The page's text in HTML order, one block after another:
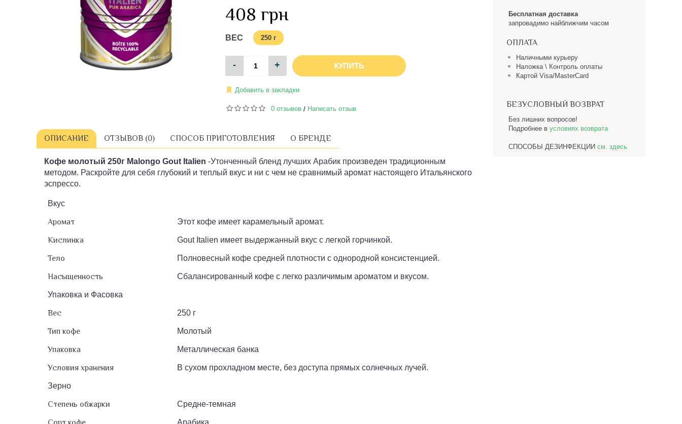
Бесплатная доставка
запровадимо найближчим часом
ОПЛАТА
⚬ Наличными курьеру
⚬ Наложка \ Контроль оплаты
⚬ Картой Visa/MasterCard
БЕЗУСЛОВНЫЙ ВОЗВРАТ
Без лишних вопросов!
Подробнее в условиях возврата
СПОСОБЫ ДЕЗИНФЕКЦИИ см. здесь
408 грн
ВЕС 250 г
- + КУПИТЬ
Добавить в закладки
0 отзывов / Написать отзыв
ОПИСАНИЕ ОТЗЫВОВ (0) СПОСОБ ПРИГОТОВЛЕНИЯ О БРЕНДЕ
Кофе молотый 250г Malongo Gout Italien -Утонченный бленд лучших Арабик произведен традиционным
методом. Раскройте для себя глубокий и теплый вкус и ни с чем не сравнимый аромат настоящего Итальянского
эспрессо.
Вкус
Аромат Этот кофе имеет карамельный аромат.
Кислинка Gout Italien имеет выдержанный вкус с легкой горчинкой.
Тело Полновесный кофе средней плотности c однородной консистенцией.
Насыщенность Сбалансированный кофе с легко различимым ароматом и вкусом.
Упаковка и Фасовка
Вес 250 г
Тип кофе Молотый
Упаковка Металлическая банка
Условия хранения В сухом прохладном месте, без доступа прямых солнечных лучей.
Зерно
Степень обжарки Средне-темная
Арабика